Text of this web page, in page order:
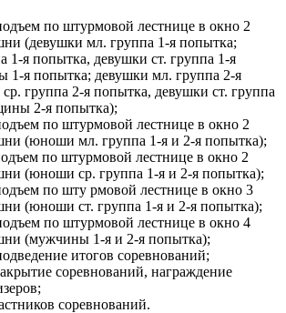
по штурмовой лестнице в окно 2
(девушки мл. группа 1-я попытка;
1-я попытка, девушки ст. группа 1-я
я попытка; девушки мл. группа 2-я
группа 2-я попытка, девушки ст. группа
2-я попытка);
по штурмовой лестнице в окно 2
(юноши мл. группа 1-я и 2-я попытка);
по штурмовой лестнице в окно 2
(юноши ср. группа 1-я и 2-я попытка);
по шту рмовой лестнице в окно 3
(юноши ст. группа 1-я и 2-я попытка);
по штурмовой лестнице в окно 4
(мужчины 1-я и 2-я попытка);
итогов соревнований;
соревнований, награждение
соревнований.